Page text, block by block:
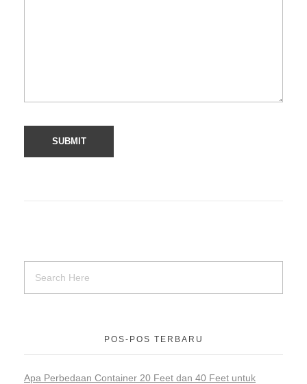
POS-POS TERBARU
Apa Perbedaan Container 20 Feet dan 40 Feet untuk